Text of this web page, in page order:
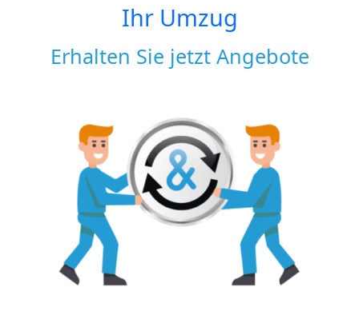
Ihr Umzug
Erhalten Sie jetzt Angebote